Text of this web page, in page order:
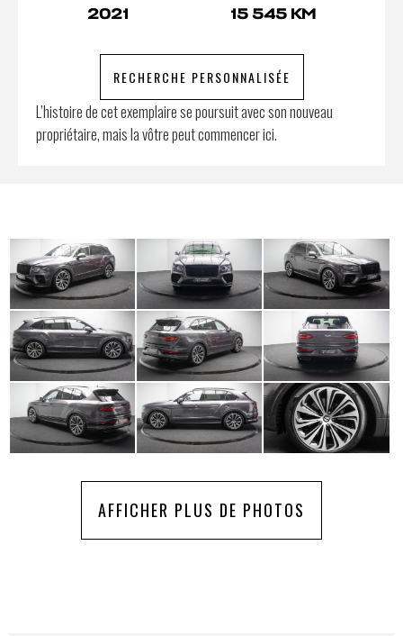
2021 15 545 KM
RECHERCHE PERSONNALISÉE
L’histoire de cet exemplaire se poursuit avec son nouveau
propriétaire, mais la vôtre peut commencer ici.
AFFICHER PLUS DE PHOTOS